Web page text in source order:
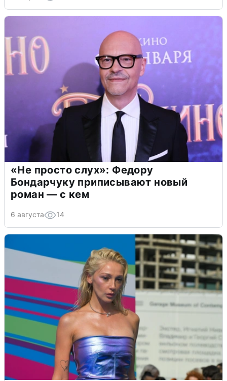
«Не просто слух»: Федору
Бондарчуку приписывают новый
роман — с кем
6 августа 14